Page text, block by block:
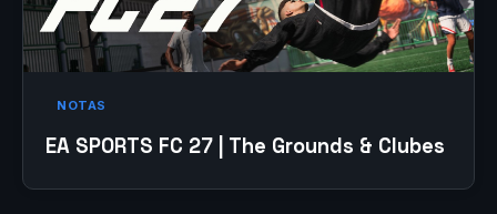
NOTAS
EA SPORTS FC 27 | The Grounds & Clubes